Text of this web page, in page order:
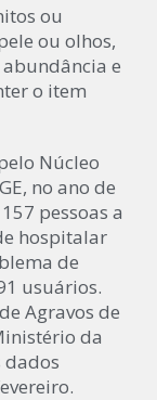
ou
ou olhos,
e
o item
Núcleo
no ano de
pessoas a
hospitalar
de
usuários.
Agravos de
da
dados